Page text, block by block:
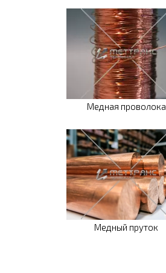
Медная проволока
Медный пруток